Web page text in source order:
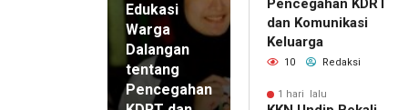
Edukasi
Warga
Dalangan
tentang
Pencegahan
Pencegahan KDRT
dan Komunikasi
Keluarga
10 Redaksi
1 hari lalu